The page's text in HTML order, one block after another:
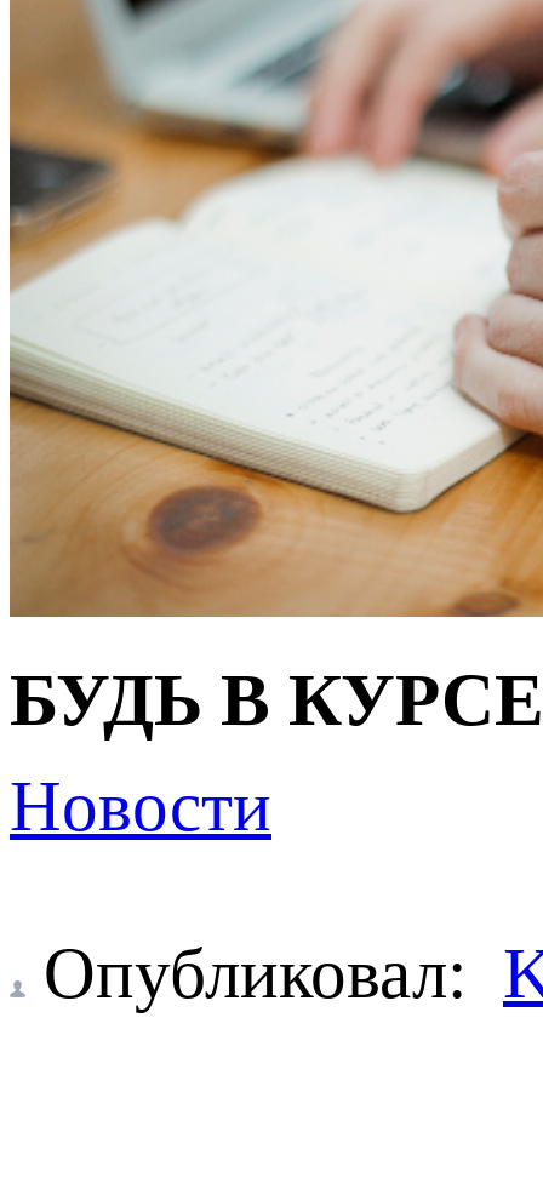
БУДЬ В
Новости
Опубликовал: